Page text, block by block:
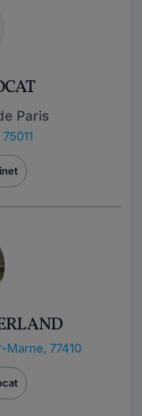
Paris
Marne, 77410